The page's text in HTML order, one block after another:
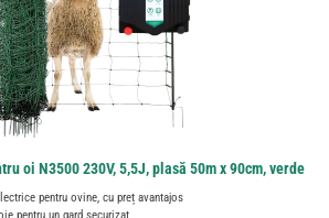
oi N3500 230V, 5,5J, plasă 50m x 90cm, verde
pentru ovine, cu preț avantajos